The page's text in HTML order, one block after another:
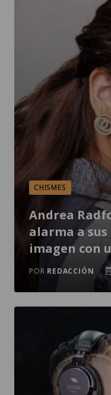
CHISMES
Andrea
alarma a
imagen con
POR REDACCIÓN